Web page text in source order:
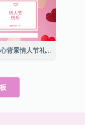
粉红红心背景情人节礼品卡